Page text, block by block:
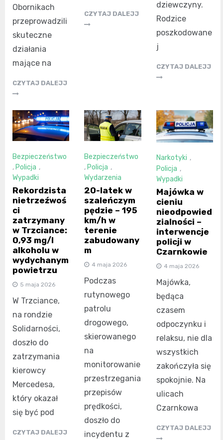
Obornikach
przeprowadzili
skuteczne
działania
mające na
CZYTAJ DALEJJ
CZYTAJ DALEJJ
dziewczyny.
Rodzice
poszkodowane
j
CZYTAJ DALEJJ
Bezpieczeństwo
, Policja ,
Wypadki
Rekordzista
nietrzeźwoś
ci
zatrzymany
w Trzciance:
0,93 mg/l
alkoholu w
wydychanym
powietrzu
5 maja 2026
W Trzciance,
na rondzie
Solidarności,
doszło do
zatrzymania
kierowcy
Mercedesa,
który okazał
się być pod
CZYTAJ DALEJJ
Bezpieczeństwo
, Policja ,
Wydarzenia
20-latek w
szaleńczym
pędzie – 195
km/h w
terenie
zabudowany
m
4 maja 2026
Podczas
rutynowego
patrolu
drogowego,
skierowanego
na
monitorowanie
przestrzegania
przepisów
prędkości,
doszło do
incydentu z
Narkotyki ,
Policja ,
Wypadki
Majówka w
cieniu
nieodpowied
zialności –
interwencje
policji w
Czarnkowie
4 maja 2026
Majówka,
będąca
czasem
odpoczynku i
relaksu, nie dla
wszystkich
zakończyła się
spokojnie. Na
ulicach
Czarnkowa
CZYTAJ DALEJJ